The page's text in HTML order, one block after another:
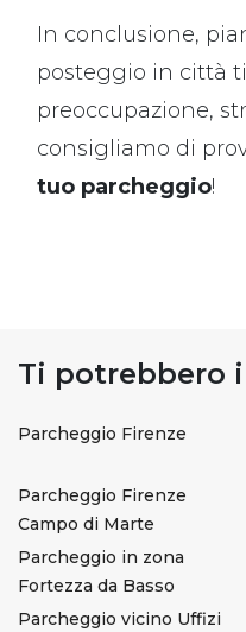
In conclusione,
posteggio in città
preoccupazione,
consigliamo di
tuo parcheggio!
Ti potrebbero
Parcheggio Firenze
Parcheggio Firenze
Campo di Marte
Parcheggio in zona
Fortezza da Basso
Parcheggio vicino Uffizi